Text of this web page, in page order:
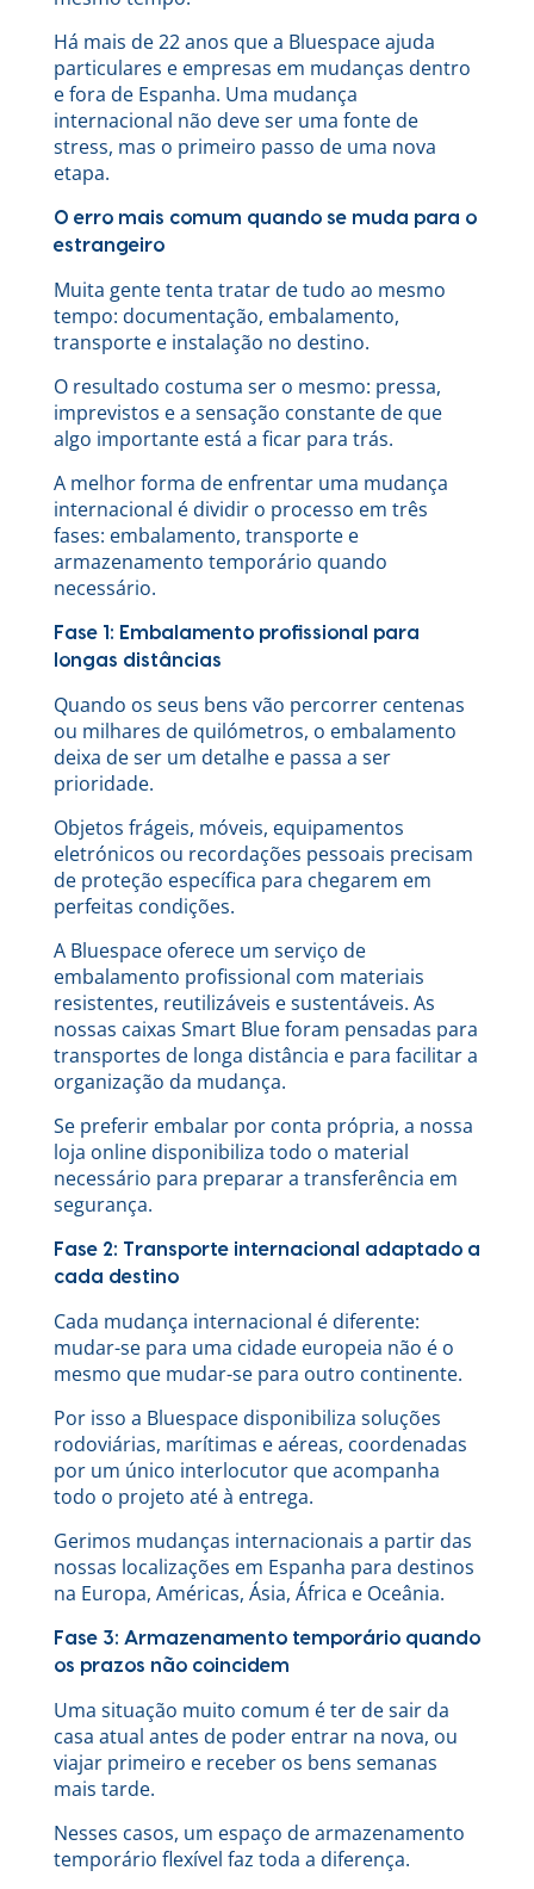
Há mais de 22 anos que a Bluespace ajuda
particulares e empresas em mudanças dentro
e fora de Espanha. Uma mudança
internacional não deve ser uma fonte de
stress, mas o primeiro passo de uma nova
etapa.
O erro mais comum quando se muda para o
estrangeiro
Muita gente tenta tratar de tudo ao mesmo
tempo: documentação, embalamento,
transporte e instalação no destino.
O resultado costuma ser o mesmo: pressa,
imprevistos e a sensação constante de que
algo importante está a ficar para trás.
A melhor forma de enfrentar uma mudança
internacional é dividir o processo em três
fases: embalamento, transporte e
armazenamento temporário quando
necessário.
Fase 1: Embalamento profissional para
longas distâncias
Quando os seus bens vão percorrer centenas
ou milhares de quilómetros, o embalamento
deixa de ser um detalhe e passa a ser
prioridade.
Objetos frágeis, móveis, equipamentos
eletrónicos ou recordações pessoais precisam
de proteção específica para chegarem em
perfeitas condições.
A Bluespace oferece um serviço de
embalamento profissional com materiais
resistentes, reutilizáveis e sustentáveis. As
nossas caixas Smart Blue foram pensadas para
transportes de longa distância e para facilitar a
organização da mudança.
Se preferir embalar por conta própria, a nossa
loja online disponibiliza todo o material
necessário para preparar a transferência em
segurança.
Fase 2: Transporte internacional adaptado a
cada destino
Cada mudança internacional é diferente:
mudar-se para uma cidade europeia não é o
mesmo que mudar-se para outro continente.
Por isso a Bluespace disponibiliza soluções
rodoviárias, marítimas e aéreas, coordenadas
por um único interlocutor que acompanha
todo o projeto até à entrega.
Gerimos mudanças internacionais a partir das
nossas localizações em Espanha para destinos
na Europa, Américas, Ásia, África e Oceânia.
Fase 3: Armazenamento temporário quando
os prazos não coincidem
Uma situação muito comum é ter de sair da
casa atual antes de poder entrar na nova, ou
viajar primeiro e receber os bens semanas
mais tarde.
Nesses casos, um espaço de armazenamento
temporário flexível faz toda a diferença.